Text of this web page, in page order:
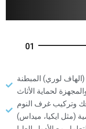
01
لوري) المبطنة
وتركيب غرف النوم